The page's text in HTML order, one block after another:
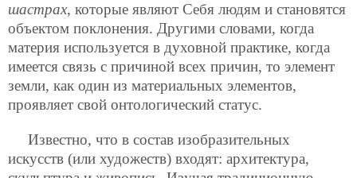
шастрах, которые являют Себя людям и становятся
объектом поклонения. Другими словами, когда
материя используется в духовной практике, когда
имеется связь с причиной всех причин, то элемент
земли, как один из материальных элементов,
проявляет свой онтологический статус.
Известно, что в состав изобразительных
искусств (или художеств) входят: архитектура,